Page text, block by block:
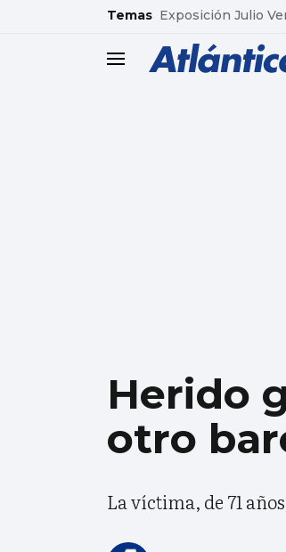
common.go-to-content
Temas Exposición Julio
header.menu.open
Herido
otro
La víctima, de 71